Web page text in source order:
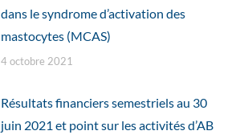
dans le syndrome d’activation des
mastocytes (MCAS)
4 octobre 2021
Résultats financiers semestriels au 30
juin 2021 et point sur les activités d’AB